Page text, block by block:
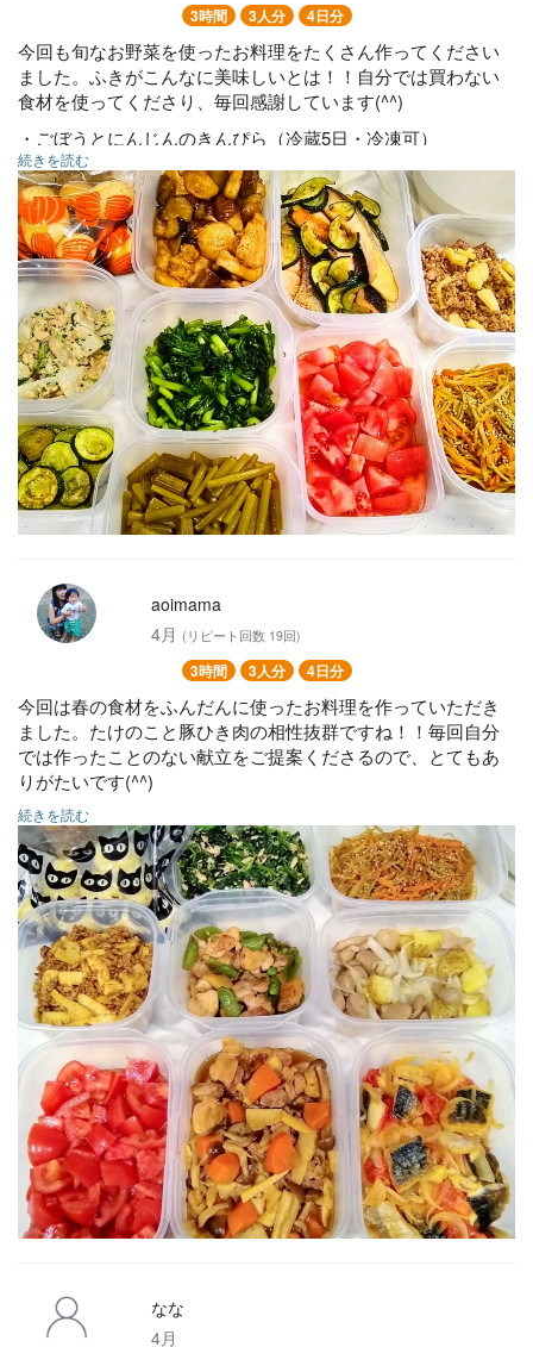
3時間 3人分 4日分
今回も旬なお野菜を使ったお料理をたくさん作ってください
ました。ふきがこんなに美味しいとは！！自分では買わない
食材を使ってくださり、毎回感謝しています(^^)
・ごぼうとにんじんのきんぴら（冷蔵5日・冷凍可）
・トマトのはちみつマリネ（冷蔵4日）
・煮卵（冷蔵4日）
・たけのこと豚ひき肉の肉味噌炒め（冷蔵4日・冷凍可）
・フキのおかか煮（冷蔵5日・冷凍可）
・ズッキーニと鮭のオリーブオイル揚げ焼き（冷蔵3日）
・カブとツナの温サラダ（冷蔵4日）
・ナスと鶏むね肉の甘酢炒め（冷蔵4日・冷凍可）
・ズッキーニの焼きマリネ（冷蔵4日）
・カブの葉の浅漬け（冷蔵1週間）
続きを読む
aoimama
4月 (リピート回数 19回)
3時間 3人分 4日分
今回は春の食材をふんだんに使ったお料理を作っていただき
ました。たけのこと豚ひき肉の相性抜群ですね！！毎回自分
では作ったことのない献立をご提案くださるので、とてもあ
りがたいです(^^)
・ほうれん草とツナの海苔ナムル（冷蔵4日）
・鯖の揚げ焼きのトマト煮（冷蔵3日）
・ごぼうとにんじんのきんぴら（冷蔵7日・冷凍可）
・トマトのはちみつマリネ（冷蔵4日）
・煮卵（冷蔵4日）
・新じゃがと新玉ねぎのジャーマンポテト（冷蔵4日）
・たけのこと豚ひき肉の肉味噌炒め （冷蔵5日・冷凍可）
・たけのこ・にんじん・きのこ・鶏もも肉の煮物（冷蔵5日）
・スナップえんどうと鶏もも肉のオイスターソース炒め（冷
蔵4日・冷凍可）
続きを読む
なな
4月